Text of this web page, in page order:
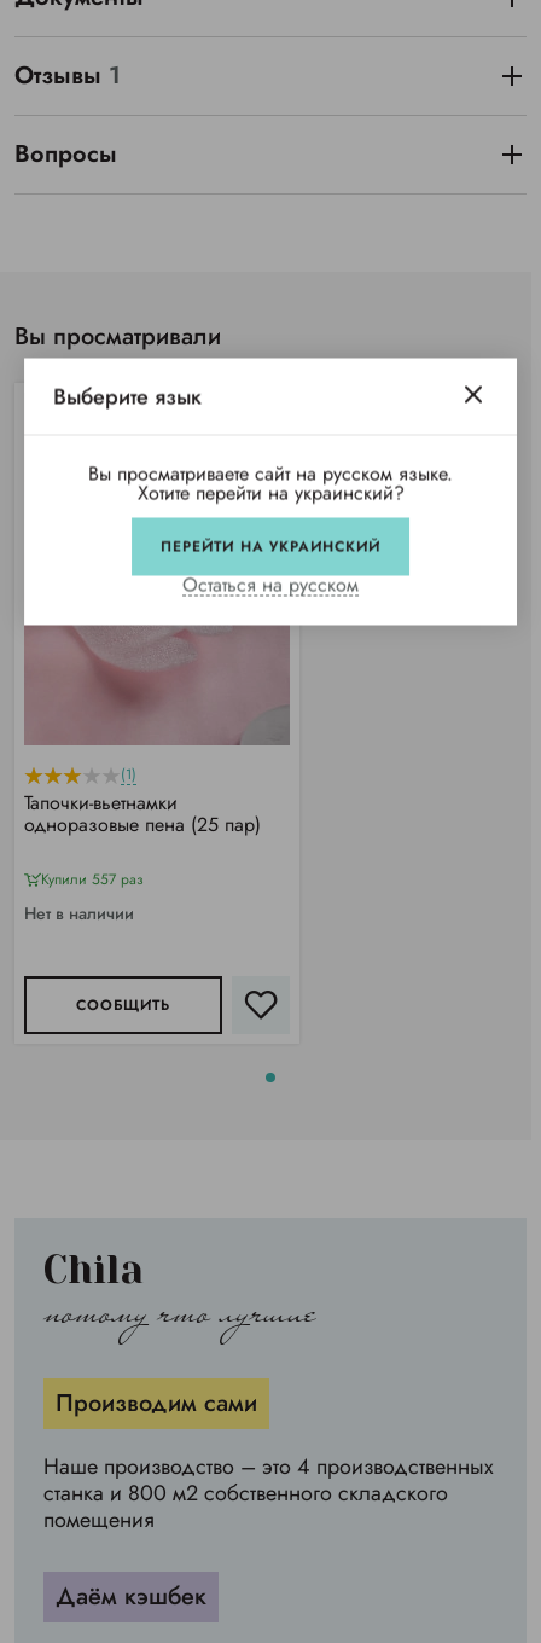
Отзывы 1
Вопросы
Вы просматривали
(1)
Тапочки-вьетнамки
одноразовые пена (25 пар)
Купили 557 раз
Нет в наличии
СООБЩИТЬ
Chila
потому что лучшие
Производим сами
Наше производство – это 4 производственных
станка и 800 м2 собственного складского
помещения
Даём кэшбек
Выберите язык
Вы просматриваете сайт на русском языке.
Хотите перейти на украинский?
ПЕРЕЙТИ НА УКРАИНСКИЙ
Остаться на русском